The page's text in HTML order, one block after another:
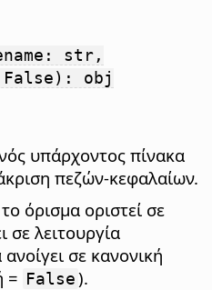
str,
False): obj
υπάρχοντος πίνακα
πεζών-κεφαλαίων.
όρισμα οριστεί σε
σε λειτουργία
σε κανονική
= False).